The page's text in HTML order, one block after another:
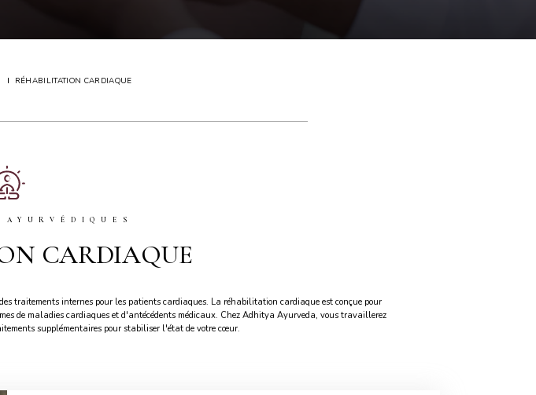
RÉHABILITATION CARDIAQUE
CARDIAQUE
traitements internes pour les patients cardiaques. La réhabilitation cardiaque est conçue pour
de maladies cardiaques et d'antécédents médicaux. Chez Adhitya Ayurveda, vous travaillerez
supplémentaires pour stabiliser l'état de votre cœur.